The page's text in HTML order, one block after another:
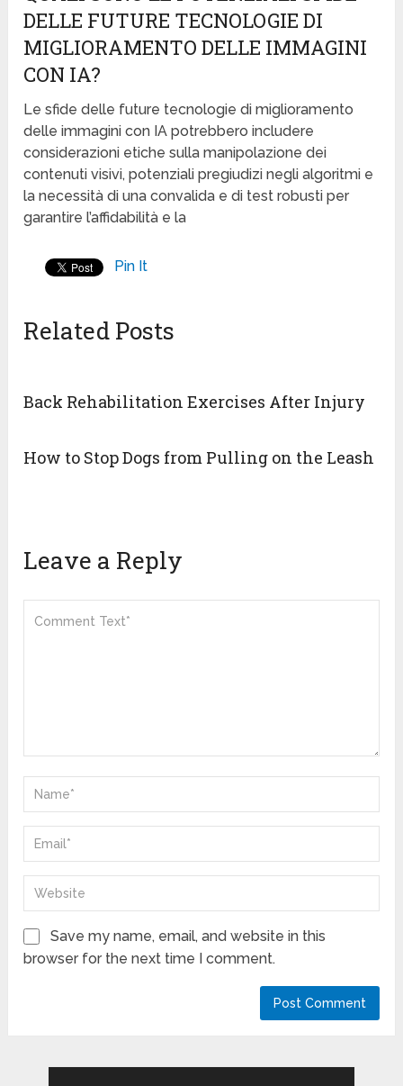
DELLE FUTURE TECNOLOGIE DI
MIGLIORAMENTO DELLE IMMAGINI
CON IA?
Le sfide delle future tecnologie di miglioramento
delle immagini con IA potrebbero includere
considerazioni etiche sulla manipolazione dei
contenuti visivi, potenziali pregiudizi negli algoritmi e
la necessità di una convalida e di test robusti per
garantire l’affidabilità e la
Pin It
Related Posts
Back Rehabilitation Exercises After Injury
How to Stop Dogs from Pulling on the Leash
Leave a Reply
Save my name, email, and website in this
browser for the next time I comment.